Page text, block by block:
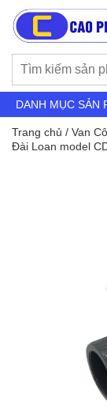
DANH MỤC SẢN
Trang chủ / Van
Đài Loan model